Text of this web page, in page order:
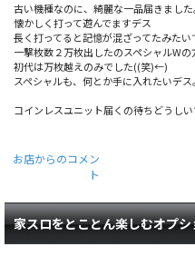
古い機種なのに、綺麗な一品届きました
懐かしく打って遊んでますデス
長く打ってると記憶が混ざってたみたい
一撃枚数２万枚出したのスペシャルWの
初代は万枚越えのみでした((笑)←)
スペシャルも、何とか手に入れたいデス
コインレスユニット届くの待ちどうし
お店からのコメン
ト
家スロをとことん楽しむオプシ